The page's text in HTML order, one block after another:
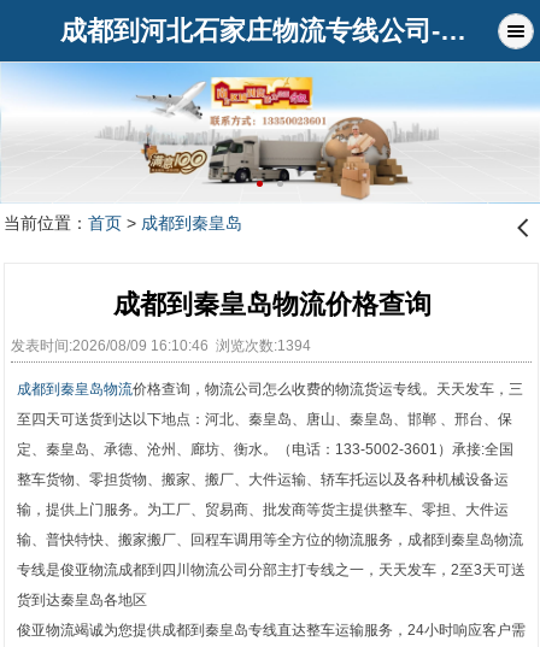
成都到河北石家庄物流专线公司-俊亚物流公司
当前位置： 首页> 成都到秦皇岛 󰊒
成都到秦皇岛物流价格查询
发表时间:2026/08/09 16:10:46 浏览次数:1394
成都到秦皇岛物流价格查询，物流公司怎么收费的物流货运专线。天天发车，三
至四天可送货到达以下地点：河北、秦皇岛、唐山、秦皇岛、邯郸 、邢台、保
定、秦皇岛、承德、沧州、廊坊、衡水。（电话：133-5002-3601）承接:全国
整车货物、零担货物、搬家、搬厂、大件运输、轿车托运以及各种机械设备运
输，提供上门服务。为工厂、贸易商、批发商等货主提供整车、零担、大件运
输、普快特快、搬家搬厂、回程车调用等全方位的物流服务，成都到秦皇岛物流
专线是俊亚物流成都到四川物流公司分部主打专线之一，天天发车，2至3天可送
货到达秦皇岛各地区
俊亚物流竭诚为您提供成都到秦皇岛专线直达整车运输服务，24小时响应客户需